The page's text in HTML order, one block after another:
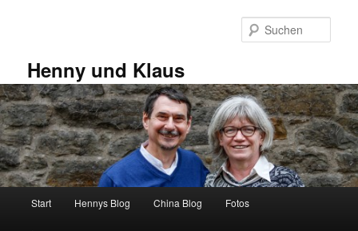
Henny und Klaus
Start Hennys Blog China Blog Fotos